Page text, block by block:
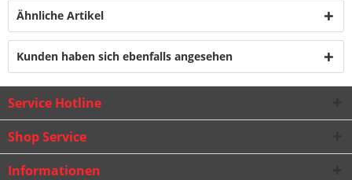
Ähnliche Artikel
Kunden haben sich ebenfalls angesehen
Service Hotline
Shop Service
Informationen